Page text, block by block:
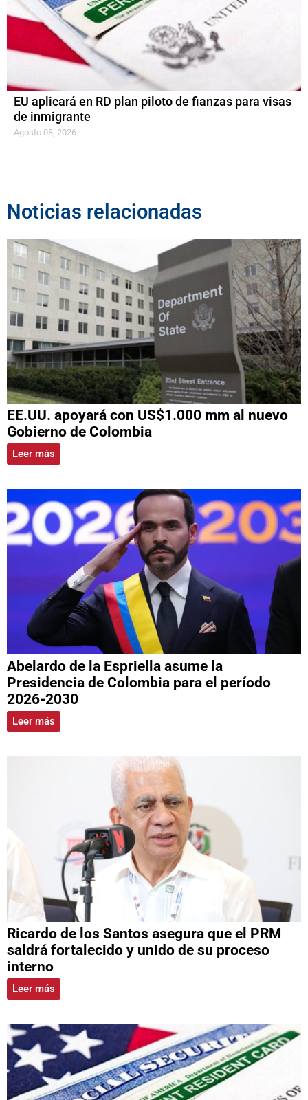
EU aplicará en RD plan piloto de fianzas para visas
de inmigrante
Agosto 08, 2026
Noticias relacionadas
EE.UU. apoyará con US$1.000 mm al nuevo
Gobierno de Colombia
Leer más
Abelardo de la Espriella asume la
Presidencia de Colombia para el período
2026-2030
Leer más
Ricardo de los Santos asegura que el PRM
saldrá fortalecido y unido de su proceso
interno
Leer más